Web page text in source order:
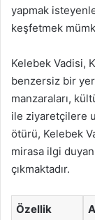
yapmak
keşfetmek
Kelebek Vadisi,
benzersiz bir
manzaraları,
ile ziyaretçilere
ötürü, Kelebek
mirasa ilgi
çıkmaktadır.
Özellik